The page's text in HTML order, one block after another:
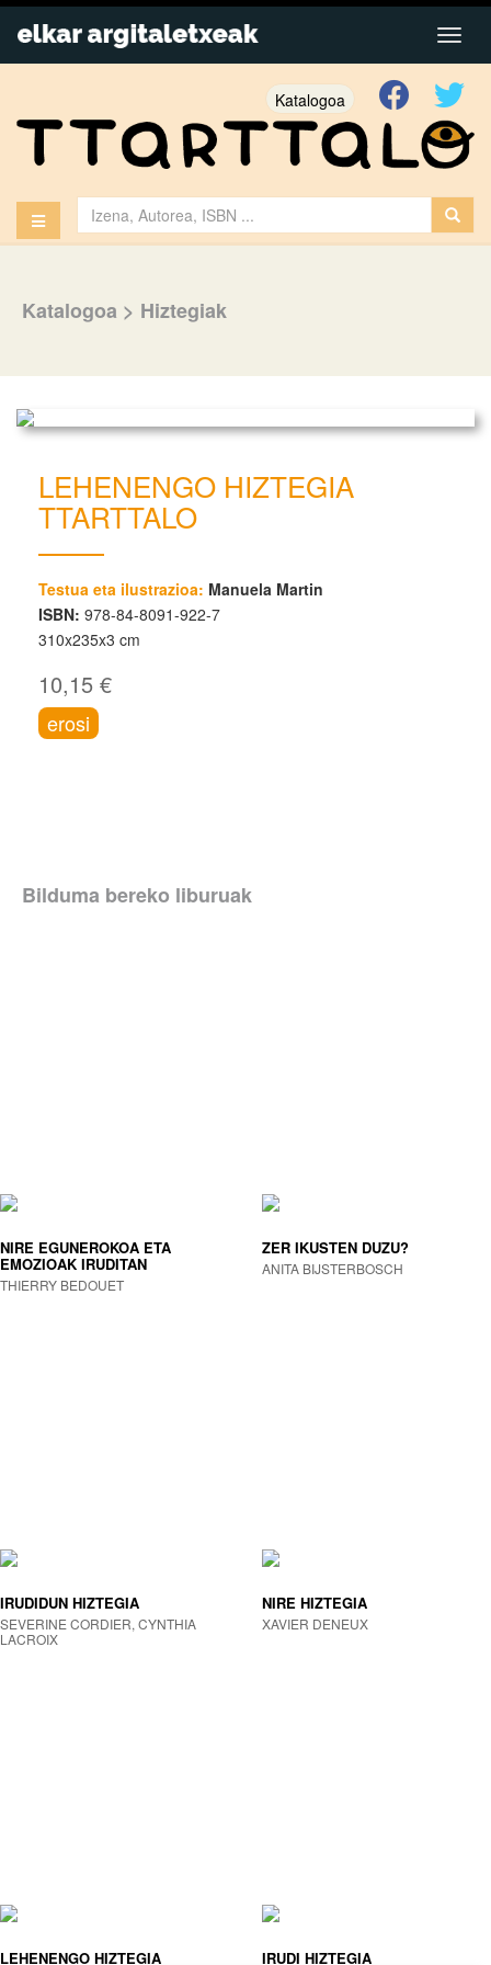
Katalogoa
Katalogoa > Hiztegiak
LEHENENGO HIZTEGIA
TTARTTALO
Testua eta ilustrazioa: Manuela Martin
ISBN: 978-84-8091-922-7
310x235x3 cm
10,15 €
erosi
Bilduma bereko liburuak
NIRE EGUNEROKOA ETA
EMOZIOAK IRUDITAN
THIERRY BEDOUET
ZER IKUSTEN DUZU?
ANITA BIJSTERBOSCH
IRUDIDUN HIZTEGIA
SEVERINE CORDIER, CYNTHIA
LACROIX
NIRE HIZTEGIA
XAVIER DENEUX
LEHENENGO HIZTEGIA IRUDI HIZTEGIA